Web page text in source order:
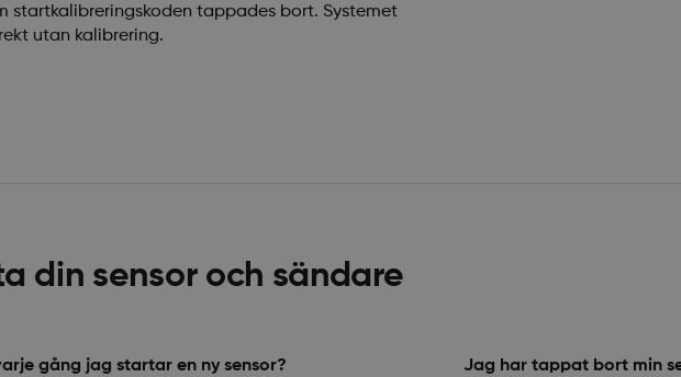
startkalibreringskoden tappades bort. Systemet
utan kalibrering.
din sensor och sändare
gång jag startar en ny sensor? Jag har tappat bort min